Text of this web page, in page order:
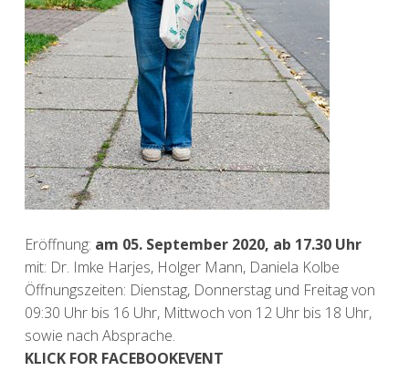
Eröffnung: am 05. September 2020, ab 17.30 Uhr
mit: Dr. Imke Harjes, Holger Mann, Daniela Kolbe
Öffnungszeiten: Dienstag, Donnerstag und Freitag von
09:30 Uhr bis 16 Uhr, Mittwoch von 12 Uhr bis 18 Uhr,
sowie nach Absprache.
KLICK FOR FACEBOOKEVENT